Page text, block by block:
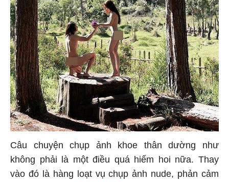
Câu chuyện chụp ảnh khoe thân dường như
không phải là một điều quá hiếm hoi nữa. Thay
vào đó là hàng loạt vụ chụp ảnh nude, phản cảm